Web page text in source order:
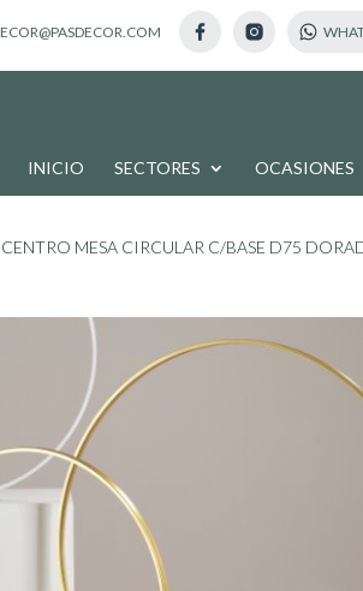
INICIO SECTORES OCASIONES
CENTRO MESA CIRCULAR C/BASE D75